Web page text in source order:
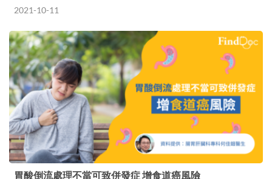
2021-10-11
胃酸倒流處理不當可致併發症 增食道癌風險